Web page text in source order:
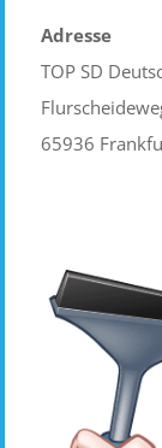
Adresse
TOP SD
65936